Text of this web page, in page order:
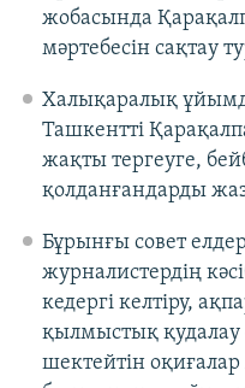
жобасында
мәртебесін сақтау
Халықаралық
Ташкентті
жақты тергеуге,
қолданғандарды
Бұрынғы совет
журналистердің
кедергі келтіру,
қылмыстық қудалау
шектейтін оқиғалар